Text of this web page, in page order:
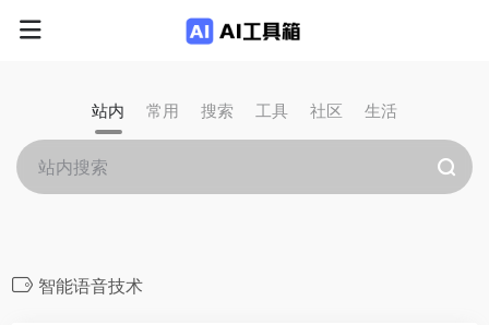
站内 常用 搜索 工具 社区 生活
智能语音技术